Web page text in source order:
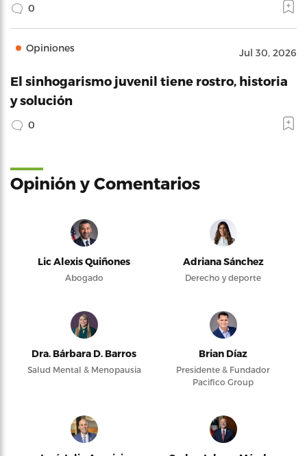
0
Opiniones Jul 30, 2026
El sinhogarismo juvenil tiene rostro, historia
y solución
0
Opinión y Comentarios
Lic Alexis Quiñones
Abogado
Adriana Sánchez
Derecho y deporte
Dra. Bárbara D. Barros
Salud Mental & Menopausia
Brian Díaz
Presidente & Fundador
Pacifico Group